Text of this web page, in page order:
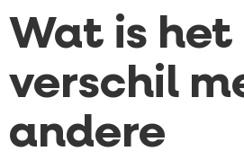
Wat is het
verschil
andere